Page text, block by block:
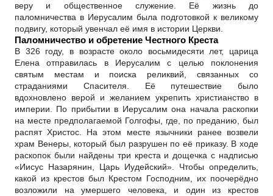
веру и общественное служение. Её жизнь до
паломничества в Иерусалим была подготовкой к великому
подвигу, который увенчал её имя в истории Церкви.
Паломничество и обретение Честного Креста
В 326 году, в возрасте около восьмидесяти лет, царица
Елена отправилась в Иерусалим с целью поклонения
святым местам и поиска реликвий, связанных со
страданиями Спасителя. Её путешествие было
вдохновлено верой и желанием укрепить христианство в
империи. По прибытии в Иерусалим она начала раскопки
на месте предполагаемой Голгофы, где, по преданию, был
распят Христос. На этом месте язычники ранее возвели
храм Венеры, который был разрушен по её приказу. В ходе
раскопок были найдены три креста и дощечка с надписью
«Иисус Назарянин, Царь Иудейский». Чтобы определить,
какой из крестов был Крестом Господним, их поочерёдно
возложили на умершего человека, и один из крестов